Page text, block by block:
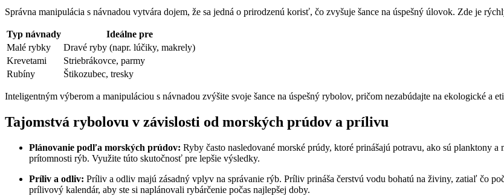
Správna manipulácia s návnadou vytvára dojem, že sa jedná o prirodzenú korisť, čo zvyšuje šance na úspešný úlovok. Zde je
Typ návnady
Ideálne pre
Malé rybky
Dravé ryby (napr. lúčiky, makrely)
Krevetami
Striebrákovce, parmy
Rubíny
Štikozubec, tresky
Inteligentným výberom a manipuláciou s návnadou zvýšite svoje šance na úspešný rybolov, pričom nezabúdajte na ekologické a
Tajomstvá rybolovu v závislosti od morských prúdov a prílivu
Plánovanie podľa morských prúdov: Ryby často nasledované morské prúdy, ktoré prinášajú potravu, ako sú planktony
prítomnosti rýb. Využite túto skutočnosť pre lepšie výsledky.
Príliv a odliv: Príliv a odliv majú zásadný vplyv na správanie rýb. Príliv prináša čerstvú vodu bohatú na živiny, zatiaľ čo
prílivový kalendár, aby ste si naplánovali rybárčenie počas najlepšej doby.